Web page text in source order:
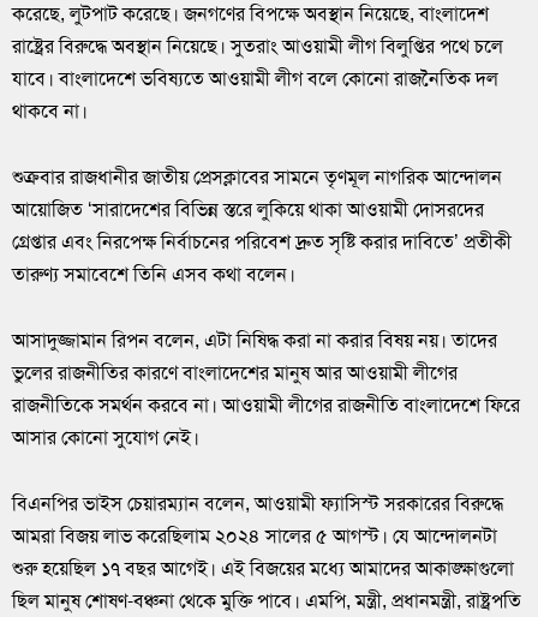
করেছে, লুটপাট করেছে। জনগণের বিপক্ষে অবস্থান নিয়েছে, বাংলাদেশ
রাষ্ট্রের বিরুদ্ধে অবস্থান নিয়েছে। সুতরাং আওয়ামী লীগ বিলুপ্তির পথে চলে
যাবে। বাংলাদেশে ভবিষ্যতে আওয়ামী লীগ বলে কোনো রাজনৈতিক দল
থাকবে না।
শুক্রবার রাজধানীর জাতীয় প্রেসক্লাবের সামনে তৃণমূল নাগরিক আন্দোলন
আয়োজিত ‘সারাদেশের বিভিন্ন স্তরে লুকিয়ে থাকা আওয়ামী দোসরদের
গ্রেপ্তার এবং নিরপেক্ষ নির্বাচনের পরিবেশ দ্রুত সৃষ্টি করার দাবিতে’ প্রতীকী
তারুণ্য সমাবেশে তিনি এসব কথা বলেন।
আসাদুজ্জামান রিপন বলেন, এটা নিষিদ্ধ করা না করার বিষয় নয়। তাদের
ভুলের রাজনীতির কারণে বাংলাদেশের মানুষ আর আওয়ামী লীগের
রাজনীতিকে সমর্থন করবে না। আওয়ামী লীগের রাজনীতি বাংলাদেশে ফিরে
আসার কোনো সুযোগ নেই।
বিএনপির ভাইস চেয়ারম্যান বলেন, আওয়ামী ফ্যাসিস্ট সরকারের বিরুদ্ধে
আমরা বিজয় লাভ করেছিলাম ২০২৪ সালের ৫ আগস্ট। যে আন্দোলনটা
শুরু হয়েছিল ১৭ বছর আগেই। এই বিজয়ের মধ্যে আমাদের আকাঙ্ক্ষাগুলো
ছিল মানুষ শোষণ-বঞ্চনা থেকে মুক্তি পাবে। এমপি, মন্ত্রী, প্রধানমন্ত্রী, রাষ্ট্রপতি